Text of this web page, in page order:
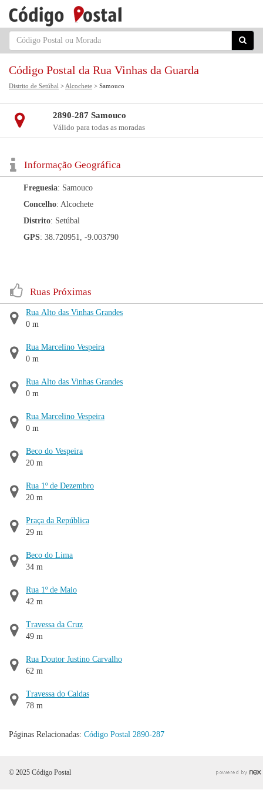
Código Postal da Rua Vinhas da Guarda
Distrito de Setúbal > Alcochete > Samouco
2890-287 Samouco
Válido para todas as moradas
Informação Geográfica
Freguesia: Samouco
Concelho: Alcochete
Distrito: Setúbal
GPS: 38.720951, -9.003790
Ruas Próximas
Rua Alto das Vinhas Grandes
0 m
Rua Marcelino Vespeira
0 m
Rua Alto das Vinhas Grandes
0 m
Rua Marcelino Vespeira
0 m
Beco do Vespeira
20 m
Rua 1º de Dezembro
20 m
Praça da República
29 m
Beco do Lima
34 m
Rua 1º de Maio
42 m
Travessa da Cruz
49 m
Rua Doutor Justino Carvalho
62 m
Travessa do Caldas
78 m
Páginas Relacionadas: Código Postal 2890-287
© 2025 Código Postal